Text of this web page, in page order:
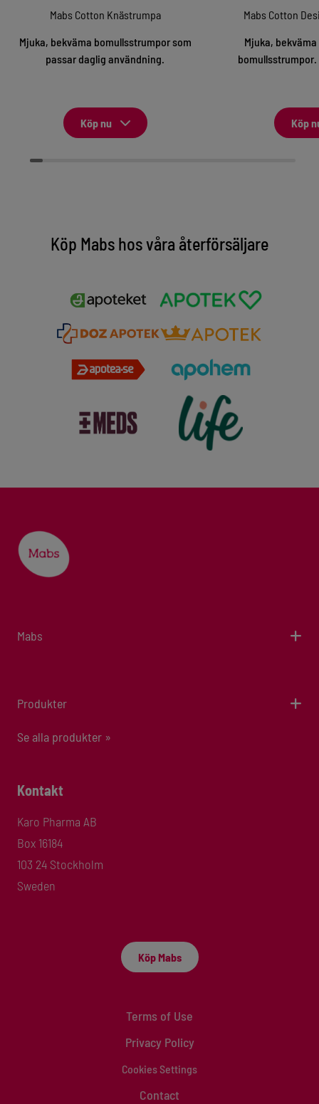
Mabs Cotton Knästrumpa
Mjuka, bekväma bomullsstrumpor som
passar daglig användning.
Köp nu
Mabs Cotton
Mjuka,
Köp
Köp Mabs hos våra återförsäljare
Mabs
Produkter
Se alla produkter »
Kontakt
Karo Pharma AB
Box 16184
103 24 Stockholm
Sweden
Köp Mabs
Terms of Use
Privacy Policy
Cookies Settings
Contact